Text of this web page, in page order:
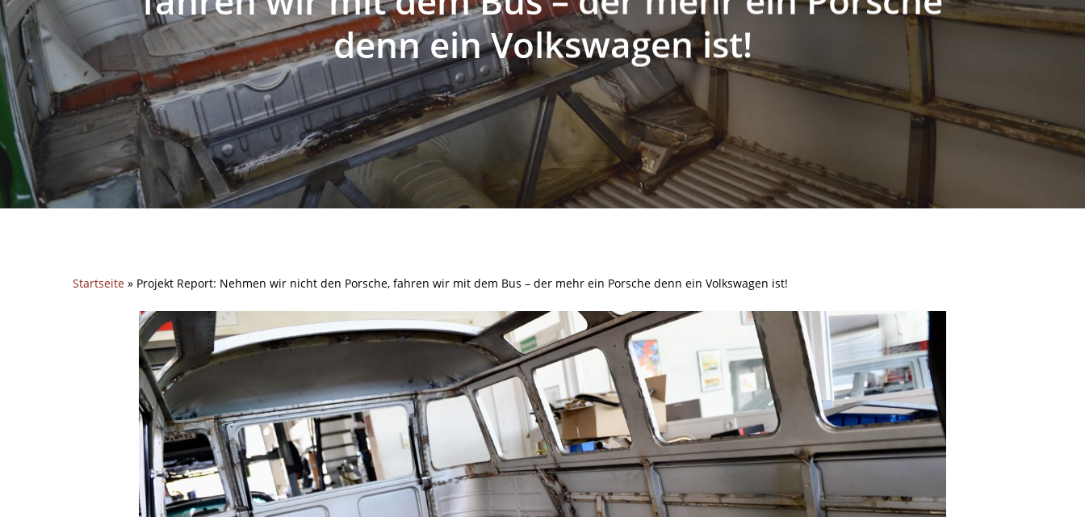
Hit enter to search or ESC to close
denn ein Volkswagen ist!
Startseite » Projekt Report: Nehmen wir nicht den Porsche, fahren wir mit dem Bus – der mehr ein Porsche denn ein Volkswagen ist!